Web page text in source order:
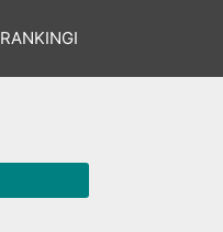
RANKINGI